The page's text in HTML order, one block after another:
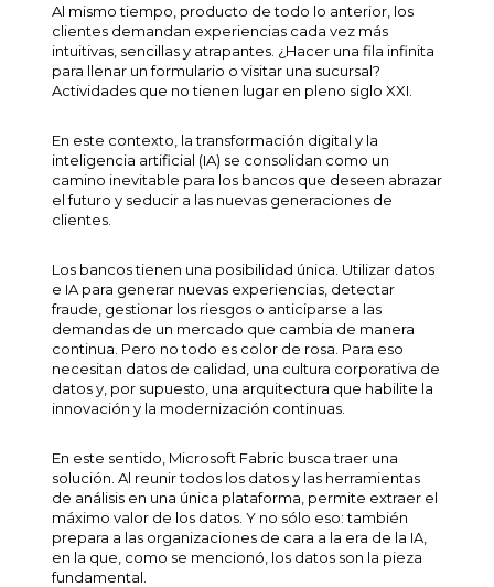
Al mismo tiempo, producto de todo lo anterior, los
clientes demandan experiencias cada vez más
intuitivas, sencillas y atrapantes. ¿Hacer una fila infinita
para llenar un formulario o visitar una sucursal?
Actividades que no tienen lugar en pleno siglo XXI.
En este contexto, la transformación digital y la
inteligencia artificial (IA) se consolidan como un
camino inevitable para los bancos que deseen abrazar
el futuro y seducir a las nuevas generaciones de
clientes.
Los bancos tienen una posibilidad única. Utilizar datos
e IA para generar nuevas experiencias, detectar
fraude, gestionar los riesgos o anticiparse a las
demandas de un mercado que cambia de manera
continua. Pero no todo es color de rosa. Para eso
necesitan datos de calidad, una cultura corporativa de
datos y, por supuesto, una arquitectura que habilite la
innovación y la modernización continuas.
En este sentido, Microsoft Fabric busca traer una
solución. Al reunir todos los datos y las herramientas
de análisis en una única plataforma, permite extraer el
máximo valor de los datos. Y no sólo eso: también
prepara a las organizaciones de cara a la era de la IA,
en la que, como se mencionó, los datos son la pieza
fundamental.